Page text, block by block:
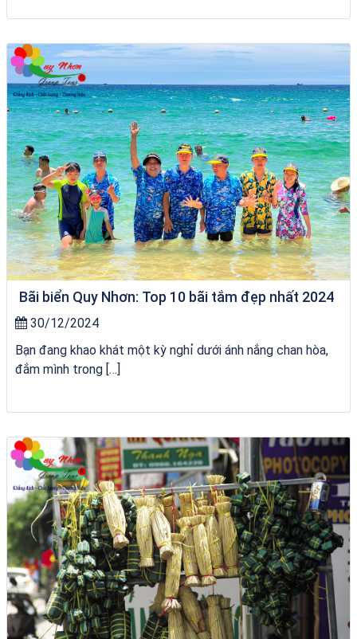
City Tour Quy Nhơn
Bãi biển Quy Nhơn: Top 10 bãi tắm đẹp nhất 2024
30/12/2024
Bạn đang khao khát một kỳ nghỉ dưới ánh nắng chan hòa,
đắm mình trong […]
City Tour Quy Nhơn